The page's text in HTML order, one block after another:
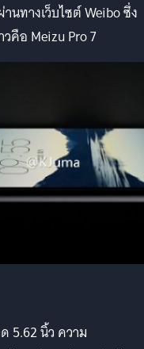
ทางเว็บไซต์ Weibo ซึ่ง
คือ Meizu Pro 7
5.62 นิ้ว ความ